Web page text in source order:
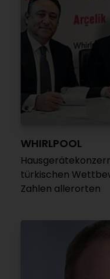
WHIRLPOOL
türkischen
Zahlen allerorten